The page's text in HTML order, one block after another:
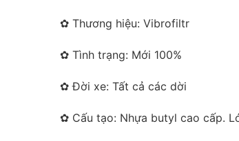
✿ Thương hiệu: Vibrofiltr
✿ Tình trạng: Mới 100%
✿ Đời xe: Tất cả các dời
✿ Cấu tạo: Nhựa butyl cao cấp.